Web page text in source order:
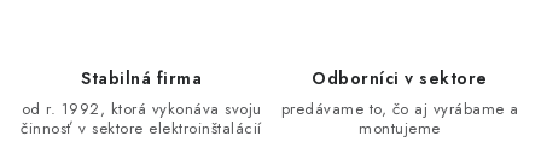
a
c
Stabilná firma
od r. 1992, ktorá vykonáva svoju
činnosť v sektore elektroinštalácií
Odborníci v sektore
predávame to, čo aj vyrábame a
montujeme